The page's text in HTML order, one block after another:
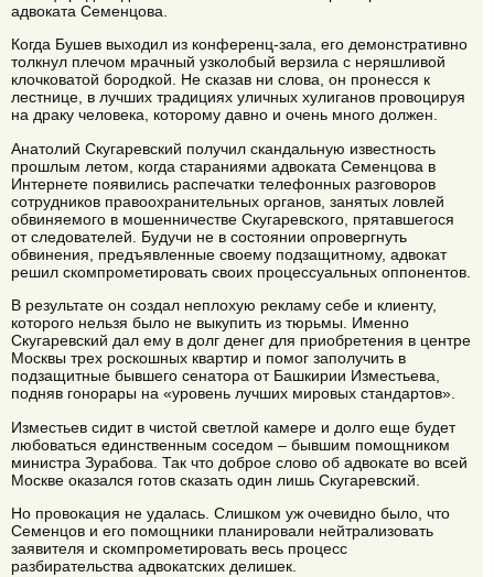
адвоката Семенцова.
Когда Бушев выходил из конференц-зала, его демонстративно
толкнул плечом мрачный узколобый верзила с неряшливой
клочковатой бородкой. Не сказав ни слова, он пронесся к
лестнице, в лучших традициях уличных хулиганов провоцируя
на драку человека, которому давно и очень много должен.
Анатолий Скугаревский получил скандальную известность
прошлым летом, когда стараниями адвоката Семенцова в
Интернете появились распечатки телефонных разговоров
сотрудников правоохранительных органов, занятых ловлей
обвиняемого в мошенничестве Скугаревского, прятавшегося
от следователей. Будучи не в состоянии опровергнуть
обвинения, предъявленные своему подзащитному, адвокат
решил скомпрометировать своих процессуальных оппонентов.
В результате он создал неплохую рекламу себе и клиенту,
которого нельзя было не выкупить из тюрьмы. Именно
Скугаревский дал ему в долг денег для приобретения в центре
Москвы трех роскошных квартир и помог заполучить в
подзащитные бывшего сенатора от Башкирии Изместьева,
подняв гонорары на «уровень лучших мировых стандартов».
Изместьев сидит в чистой светлой камере и долго еще будет
любоваться единственным соседом – бывшим помощником
министра Зурабова. Так что доброе слово об адвокате во всей
Москве оказался готов сказать один лишь Скугаревский.
Но провокация не удалась. Слишком уж очевидно было, что
Семенцов и его помощники планировали нейтрализовать
заявителя и скомпрометировать весь процесс
разбирательства адвокатских делишек.